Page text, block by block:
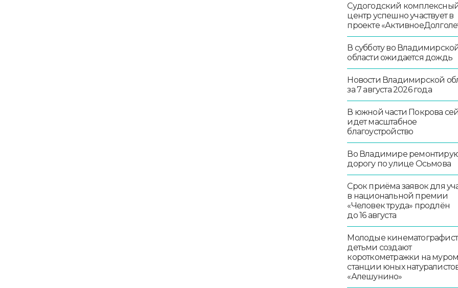
Судогодский
центр успешно участвует в
проекте
В субботу во
области ожидается дождь
Новости Владимирской
за 7 августа 2026 года
В южной части Покрова
идет масштабное
благоустройство
Во Владимире
дорогу по улице Осьмова
Срок приёма заявок для
в национальной премии
«Человек труда» продлён
до 16 августа
Молодые
детьми создают
короткометражки на
станции юных
«Алешунино»